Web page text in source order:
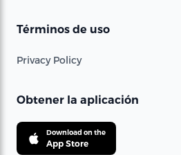
Términos de uso
Privacy Policy
Obtener la aplicación
Download on the
App Store